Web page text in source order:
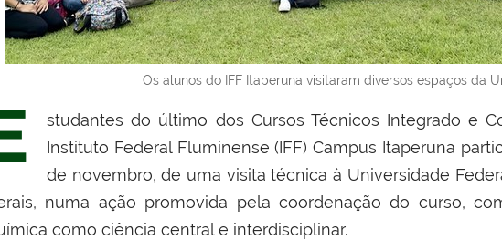
Os alunos do IFF Itaperuna visitaram diversos espaços da
studantes do último dos Cursos Técnicos Integrado e
Instituto Federal Fluminense (IFF) Campus Itaperuna
de novembro, de uma visita técnica à Universidade
numa ação promovida pela coordenação do curso,
como ciência central e interdisciplinar.